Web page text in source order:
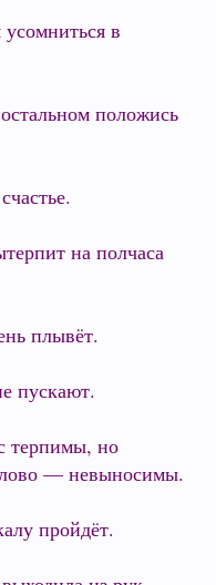
в
положись
на полчаса
плывёт.
пускают.
терпимы, но
— невыносимы.
пройдёт.